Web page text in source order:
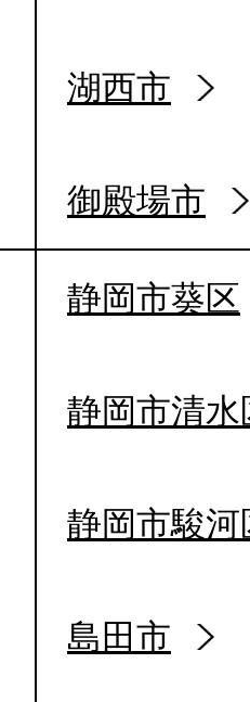
湖西市
御殿場市
静岡市葵区
静岡市清水
静岡市駿河
島田市